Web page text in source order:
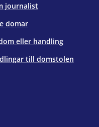
journalist
domar
eller handling
till domstolen